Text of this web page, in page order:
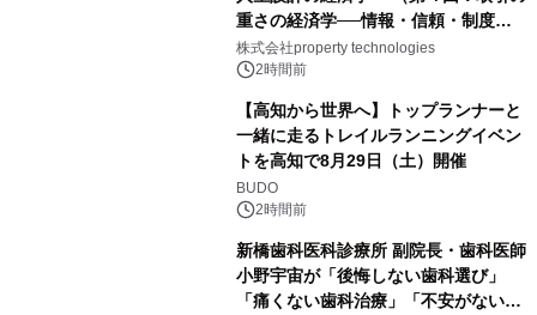
重さの経済学──情報・信頼・制度を
PropTechはどう組み替えるか）｜
PropTech-Lab
株式会社property technologies
2時間前
【高知から世界へ】トップランナーと
一緒に走るトレイルランニングイベン
トを高知で8月29日（土）開催
BUDO
2時間前
新橋歯科医科診療所 副院長・歯科医師
小野宇宙が「後悔しない歯科選び」
「痛くない歯科治療」「不安がない治